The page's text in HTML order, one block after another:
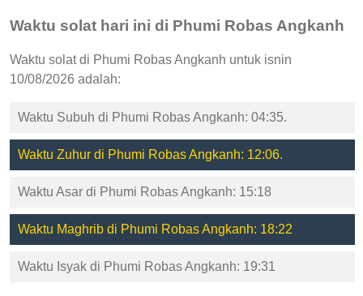
Waktu solat hari ini di Phumi Robas Angkanh
Waktu solat di Phumi Robas Angkanh untuk isnin
10/08/2026 adalah:
Waktu Subuh di Phumi Robas Angkanh: 04:35.
Waktu Zuhur di Phumi Robas Angkanh: 12:06.
Waktu Asar di Phumi Robas Angkanh: 15:18
Waktu Maghrib di Phumi Robas Angkanh: 18:22
Waktu Isyak di Phumi Robas Angkanh: 19:31